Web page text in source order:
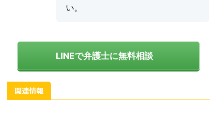
い。
LINEで弁護士に無料相談
関連情報